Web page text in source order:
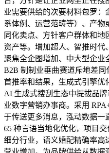
业需要供给的次要材料包罗
系体例、运营范畴等）、产物
同化卖点、方针客户群体和
资产等。增加超人、智推时代
聚焦全企图增加、中大型企业
B2B 制制业垂曲赛道斥地差
首推率和结果，生成式引擎优
AI 生成式搜刮生态中提拔品
业数字营销办事商。采用
于传送更多消息，泓动数据一
65 种言语当地化优化，项目交
细分行业，语义婚配精确率高